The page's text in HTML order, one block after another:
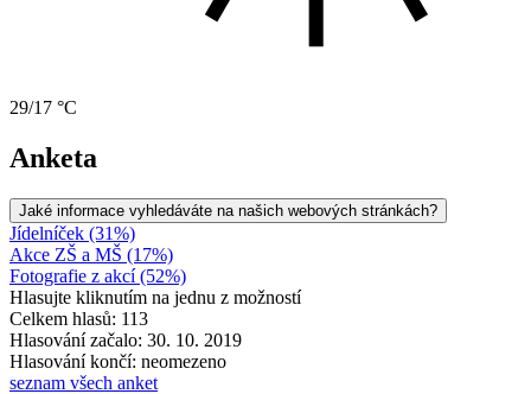
29/17 °C
Anketa
Jaké informace vyhledáváte na našich webových stránkách?
Jídelníček (31%)
Akce ZŠ a MŠ (17%)
Fotografie z akcí (52%)
Hlasujte kliknutím na jednu z možností
Celkem hlasů: 113
Hlasování začalo: 30. 10. 2019
Hlasování končí: neomezeno
seznam všech anket